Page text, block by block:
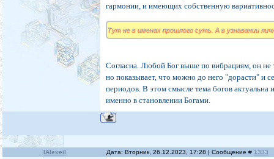
гармонии, и имеющих собственную
Тут не в именах прошлого суть. А в узнавании
Согласна. Любой Бог выше по вибрациям, он не
но показывает, что можно до него "дорасти" и
периодов. В этом смысле тема богов актуальна
именно в становлении Богами.
IAlexeiI Дата: Вторник, 26.12.2023, 17:28 | Сообщение # 1333